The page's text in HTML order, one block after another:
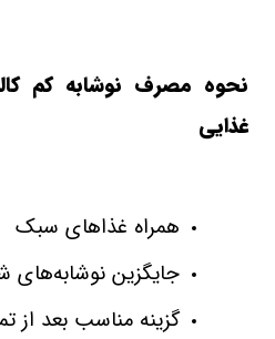
نحوه مصرف نوشابه کم‌
غذایی
همراه غذاهای سبک
جایگزین نوشابه‌های
گزینه مناسب بعد از